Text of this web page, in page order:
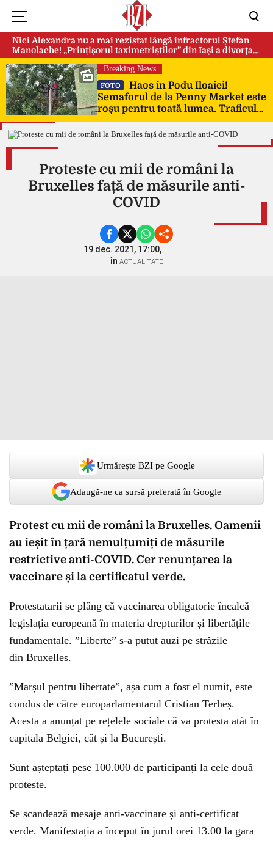
Nici Alexandra nu a mai rezistat lângă infractorul Ștefan
Manolache! „Prințișorul taximetriștilor” din Iași a divorţat
după doi ani de căsnicie
Breaking News
FOTO
Haos în Podu Iloaiei!
Semaforul de la Penny Market este
roșu pentru toată lumea. Traficul
este complet blocat
Proteste cu mii de români la
Bruxelles față de măsurile anti-
COVID
19 dec. 2021, 17:00,
în ACTUALITATE
Urmărește BZI pe Google
Adaugă-ne ca sursă preferată în Google
Protest cu mii de români la Bruxelles. Oamenii
au ieșit în țară nemulțumiți de măsurile
restrictive anti-COVID. Cer renunțarea la
vaccinare și la certificatul verde.
Protestatarii se plâng că vaccinarea obligatorie încalcă
legislația europeană în materia drepturilor și libertățile
fundamentale. ”Liberte” s-a putut auzi pe străzile
din Bruxelles.
”Marșul pentru libertate”, așa cum a fost el numit, este
condus de către europarlamentarul Cristian Terheș.
Acesta a anunțat pe rețelele sociale că va protesta atât în
capitala Belgiei, cât și la București.
Sunt așteptați pese 100.000 de participanți la cele două
proteste.
Se scandează mesaje anti-vaccinare și anti-certificat
verde. Manifestația a început în jurul orei 13.00 la gara